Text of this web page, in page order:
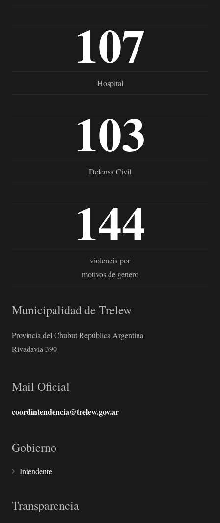
107
Hospital
103
Defensa Civil
144
violencia por
motivos de genero
Municipalidad de Trelew
Provincia del Chubut República Argentina
Rivadavia 390
Mail Oficial
coordintendencia@trelew.gov.ar
Gobierno
Intendente
Transparencia